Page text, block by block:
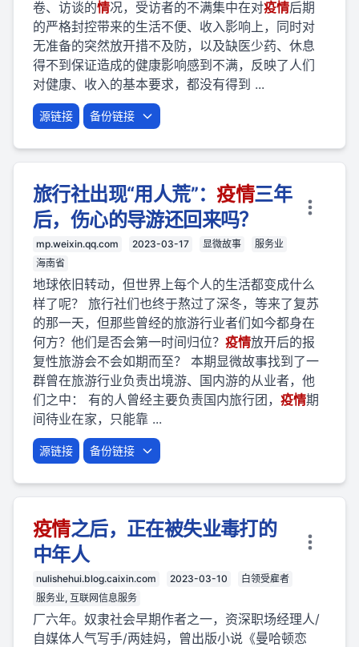
卷、访谈的情况，受访者的不满集中在对疫情后期
的严格封控带来的生活不便、收入影响上，同时对
无准备的突然放开措不及防，以及缺医少药、休息
得不到保证造成的健康影响感到不满，反映了人们
对健康、收入的基本要求，都没有得到 ...
源链接 备份链接
旅行社出现“用人荒”：疫情三年
后，伤心的导游还回来吗？
mp.weixin.qq.com 2023-03-17 显微故事
服务业
海南省
地球依旧转动，但世界上每个人的生活都变成什么
样了呢？ 旅行社们也终于熬过了深冬，等来了复苏
的那一天，但那些曾经的旅游行业者们如今都身在
何方？他们是否会第一时间归位？ 疫情放开后的报
复性旅游会不会如期而至？ 本期显微故事找到了一
群曾在旅游行业负责出境游、国内游的从业者，他
们之中： 有的人曾经主要负责国内旅行团， 疫情期
间待业在家，只能靠 ...
源链接 备份链接
疫情之后，正在被失业毒打的
中年人
nulishehui.blog.caixin.com 2023-03-10
白领受雇者
服务业, 互联网信息服务
厂六年。奴隶社会早期作者之一，资深职场经理人/
自媒体人气写手/两娃妈，曾出版小说《曼哈顿恋